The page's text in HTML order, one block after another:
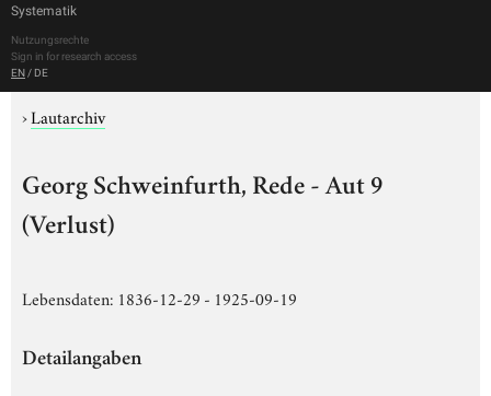
Systematik
Nutzungsrechte
Sign in for research access
EN / DE
›Lautarchiv
Georg Schweinfurth, Rede - Aut 9
(Verlust)
Lebensdaten: 1836-12-29 - 1925-09-19
Detailangaben